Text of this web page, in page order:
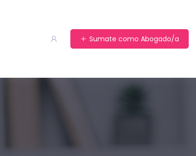
Sumate como Abogado/a